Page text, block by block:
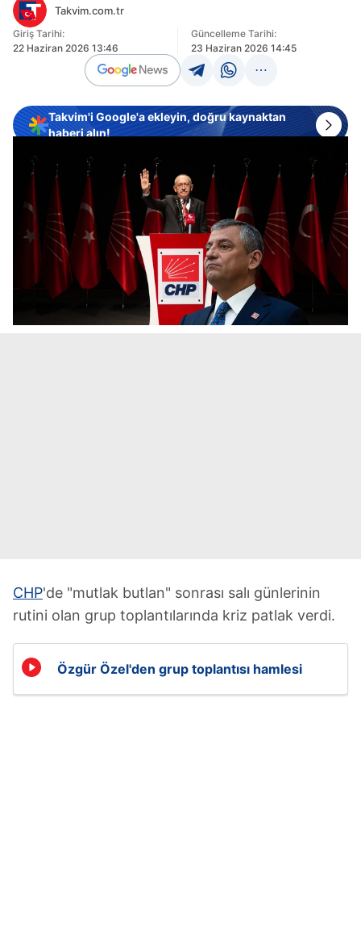
Takvim.com.tr
Giriş Tarihi:
22 Haziran 2026 13:46
Güncelleme Tarihi:
23 Haziran 2026 14:45
Takvim'i Google'a ekleyin, doğru kaynaktan
haberi alın!
CHP'de "mutlak butlan" sonrası salı günlerinin
rutini olan grup toplantılarında kriz patlak verdi.
Özgür Özel'den grup toplantısı hamlesi